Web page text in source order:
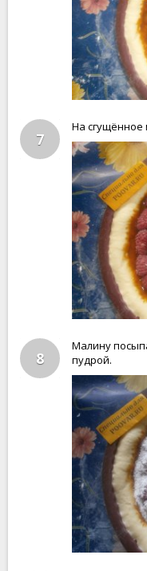
7
На
8
Малину
пудрой.